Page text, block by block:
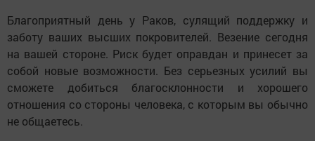
Благоприятный день у Раков, сулящий поддержку и
заботу ваших высших покровителей. Везение сегодня
на вашей стороне. Риск будет оправдан и принесет за
собой новые возможности. Без серьезных усилий вы
сможете добиться благосклонности и хорошего
отношения со стороны человека, с которым вы обычно
не общаетесь.